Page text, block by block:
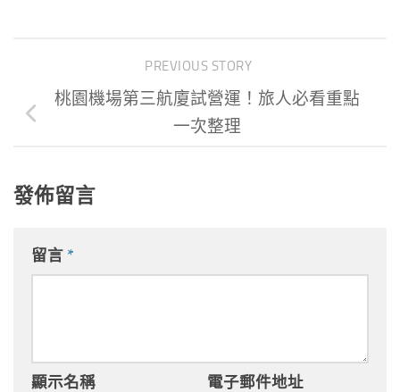
PREVIOUS STORY
桃園機場第三航廈試營運！旅人必看重點
一次整理
發佈留言
留言 *
顯示名稱 電子郵件地址